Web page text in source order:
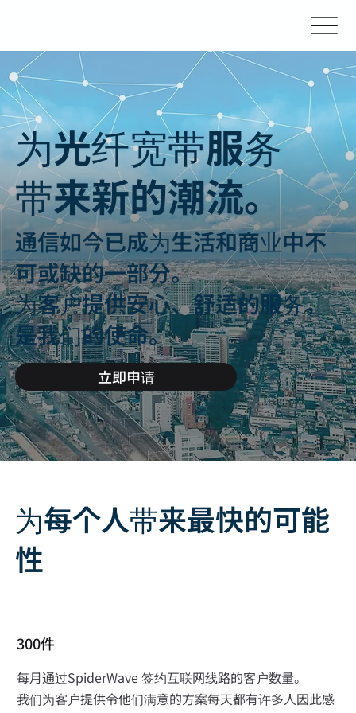
为光纤宽带服务
带来新的潮流。
通信如今已成为生活和商业中不
可或缺的一部分。
为客户提供安心、舒适的服务，
是我们的使命。
立即申请
为每个人带来最快的可能
性
300件
每月通过SpiderWave 签约互联网线路的客户数量。
我们为客户提供令他们满意的方案每天都有许多人因此感